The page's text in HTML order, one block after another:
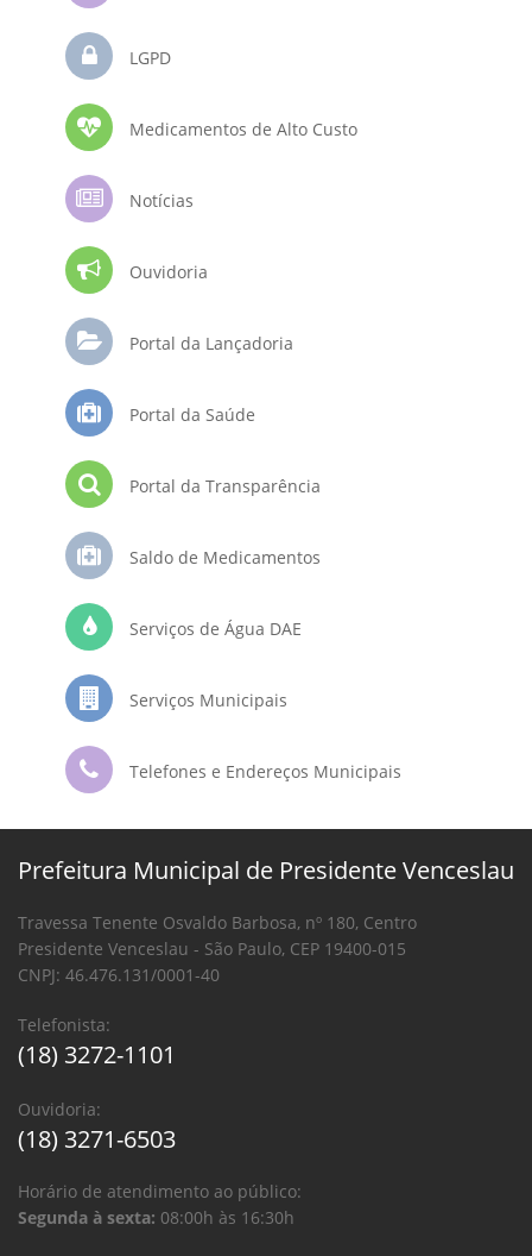
LGPD
Medicamentos de Alto Custo
Notícias
Ouvidoria
Portal da Lançadoria
Portal da Saúde
Portal da Transparência
Saldo de Medicamentos
Serviços de Água DAE
Serviços Municipais
Telefones e Endereços Municipais
Prefeitura Municipal de Presidente Venceslau
Travessa Tenente Osvaldo Barbosa, nº 180, Centro
Presidente Venceslau - São Paulo, CEP 19400-015
CNPJ: 46.476.131/0001-40
Telefonista:
(18) 3272-1101
Ouvidoria:
(18) 3271-6503
Horário de atendimento ao público:
Segunda à sexta: 08:00h às 16:30h